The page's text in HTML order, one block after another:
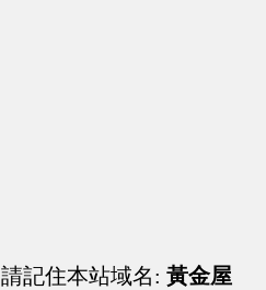
請記住本站域名: 黃金屋